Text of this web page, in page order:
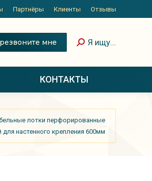
Партнёры Клиенты Отзывы
мне Я ищу...
КОНТАКТЫ
лотки перфорированные
настенного крепления 600мм
Партнёры Клиенты Отзывы
КОНТАКТЫ